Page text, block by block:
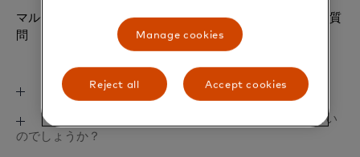
もオペレーターによるご案内は致しかねますのでご了
承ください。
マルチカレンシーキャッシュパスポートの利用に関するご質
問
出発後、カードが使えなくなりました。
①残高は十分にありますか？
海外では、現地通貨ではなく日本円で支払う方がよい
のでしょうか？
Manage cookies
Reject all Accept cookies